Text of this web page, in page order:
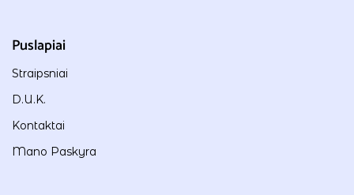
Puslapiai
Straipsniai
D.U.K.
Kontaktai
Mano Paskyra